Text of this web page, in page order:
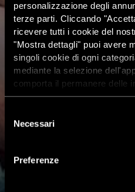
personalizzazione degli
terze parti. Cliccando
ricevere tutti i cookie del
"Mostra dettagli" puoi avere
singoli cookie di ogni
mediante la selezione
comporta il permanere delle
dunque la continuazione
dei cookie attivi sul sito clicca
delNecessari
Preferenze
MONTE SOLE